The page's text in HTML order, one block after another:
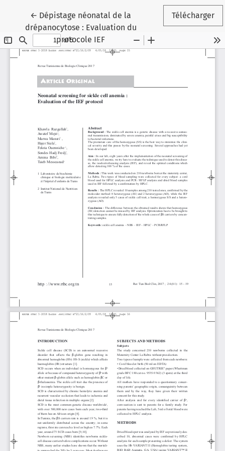
← Retourner aux informations sur l'article
Dépistage néonatal de la
drépanocytose : Evaluation du
protocole IEF
Télécharger